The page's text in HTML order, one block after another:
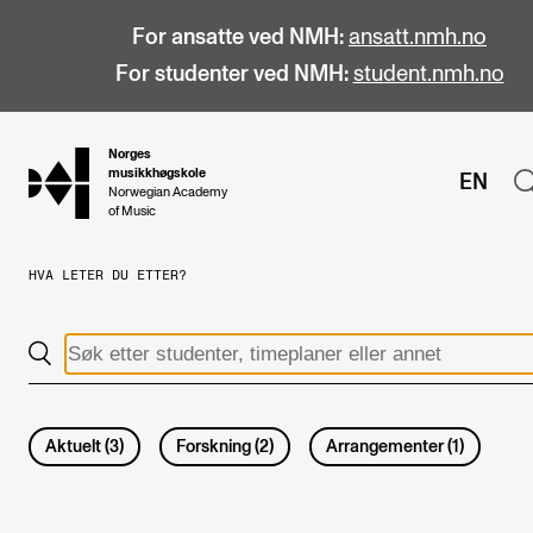
For ansatte ved NMH: ansatt.nmh.no
For studenter ved NMH: student.nmh.no
hjem
Norges
musikkhøgskole
Norwegian Academy
of Music
EN
Alle studier
Master
HVA LETER DU ETTER?
Aktuelt (3) Forskning (2) Arrangementer(1 )